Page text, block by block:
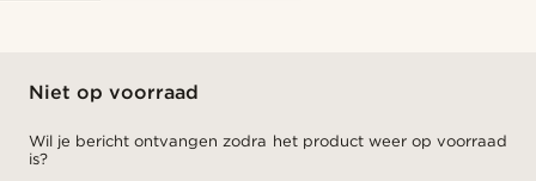
Niet op voorraad
Wil je bericht ontvangen zodra het product weer op voorraad
is?